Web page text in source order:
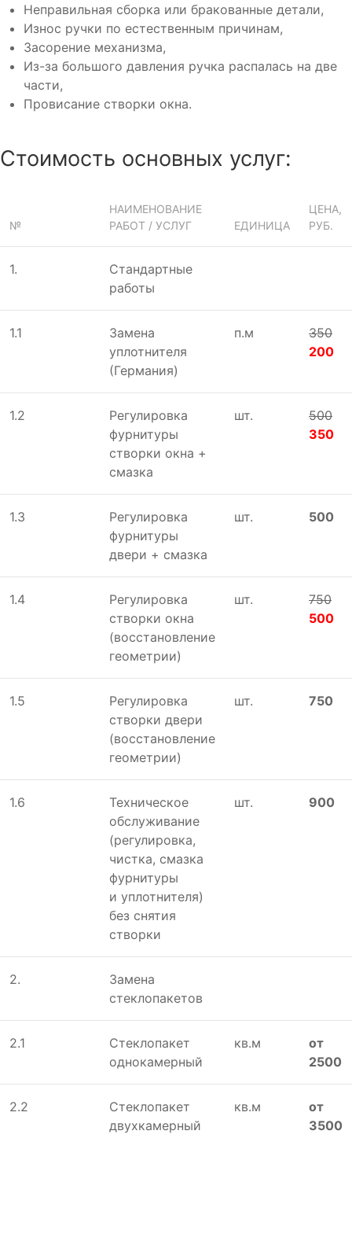
Неправильная сборка или бракованные детали,
Износ ручки по естественным причинам,
Засорение механизма,
Из-за большого давления ручка распалась на две
части,
Провисание створки окна.
Стоимость основных услуг:
№
НАИМЕНОВАНИЕ
РАБОТ / УСЛУГ
ЕДИНИЦА
ЦЕНА,
РУБ.
1.
Стандартные
работы
1.1
Замена
уплотнителя
(Германия)
п.м
350
200
1.2
Регулировка
фурнитуры
створки окна +
смазка
шт.
500
350
1.3
Регулировка
фурнитуры
двери + смазка
шт. 500
1.4
Регулировка
створки окна
(восстановление
геометрии)
шт.
750
500
1.5
Регулировка
створки двери
(восстановление
геометрии)
шт. 750
1.6
Техническое
обслуживание
(регулировка,
чистка, смазка
фурнитуры
и уплотнителя)
без снятия
створки
шт. 900
2.
Замена
стеклопакетов
2.1
Стеклопакет
однокамерный
кв.м
от
2500
2.2
Стеклопакет
двухкамерный
кв.м
от
3500